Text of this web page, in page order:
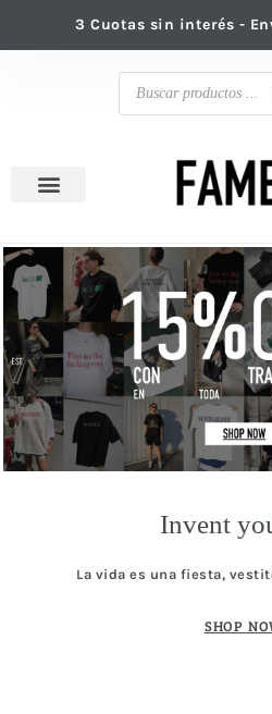
3 Cuotas sin interés -
Búsqueda
Invent
La vida es una fiesta,
SHOP